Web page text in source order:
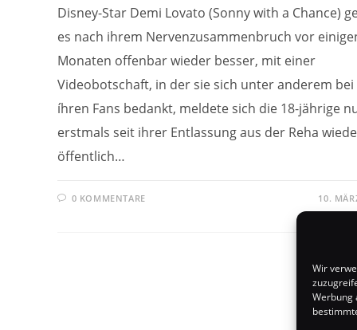
Wir
Werbung
Disney-Star Demi Lovato (Sonny with a Chance)
es nach ihrem Nervenzusammenbruch vor
Monaten offenbar wieder besser, mit einer
Videobotschaft, in der sie sich unter anderem bei
íhren Fans bedankt, meldete sich die 18-jährige
erstmals seit ihrer Entlassung aus der Reha
öffentlich…
0 KOMMENTARE 10.